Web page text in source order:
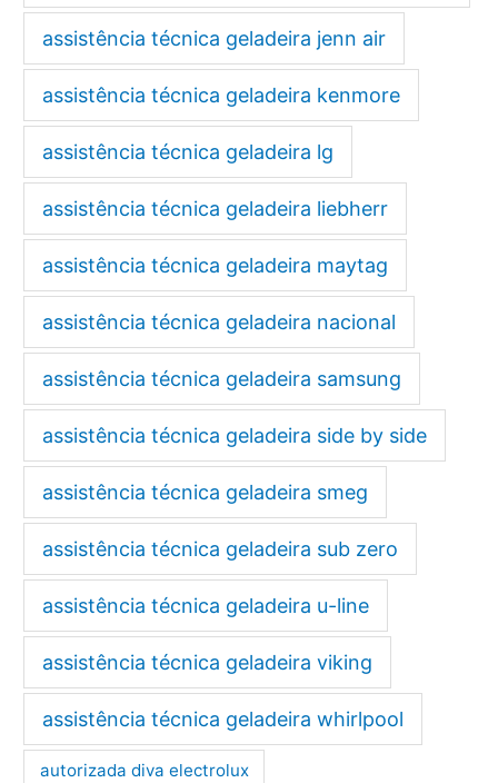
assistência técnica geladeira jenn air
assistência técnica geladeira kenmore
assistência técnica geladeira lg
assistência técnica geladeira liebherr
assistência técnica geladeira maytag
assistência técnica geladeira nacional
assistência técnica geladeira samsung
assistência técnica geladeira side by side
assistência técnica geladeira smeg
assistência técnica geladeira sub zero
assistência técnica geladeira u-line
assistência técnica geladeira viking
assistência técnica geladeira whirlpool
autorizada diva electrolux